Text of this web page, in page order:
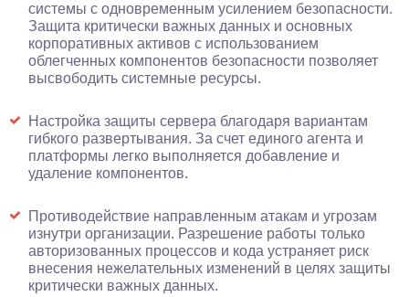
системы с одновременным усилением безопасности.
Защита критически важных данных и основных
корпоративных активов с использованием
облегченных компонентов безопасности позволяет
высвободить системные ресурсы.
Настройка защиты сервера благодаря вариантам
гибкого развертывания. За счет единого агента и
платформы легко выполняется добавление и
удаление компонентов.
Противодействие направленным атакам и угрозам
изнутри организации. Разрешение работы только
авторизованных процессов и кода устраняет риск
внесения нежелательных изменений в целях защиты
критически важных данных.